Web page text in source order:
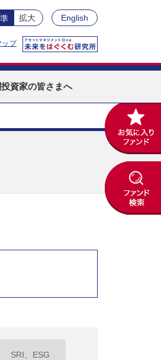
拡大 English
ップ
資家の皆さまへ
SRI、ESG